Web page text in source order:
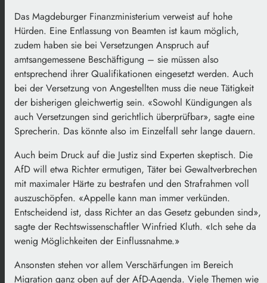
Das Magdeburger Finanzministerium verweist auf hohe
Hürden. Eine Entlassung von Beamten ist kaum möglich,
zudem haben sie bei Versetzungen Anspruch auf
amtsangemessene Beschäftigung – sie müssen also
entsprechend ihrer Qualifikationen eingesetzt werden. Auch
bei der Versetzung von Angestellten muss die neue Tätigkeit
der bisherigen gleichwertig sein. «Sowohl Kündigungen als
auch Versetzungen sind gerichtlich überprüfbar», sagte eine
Sprecherin. Das könnte also im Einzelfall sehr lange dauern.
Auch beim Druck auf die Justiz sind Experten skeptisch. Die
AfD will etwa Richter ermutigen, Täter bei Gewaltverbrechen
mit maximaler Härte zu bestrafen und den Strafrahmen voll
auszuschöpfen. «Appelle kann man immer verkünden.
Entscheidend ist, dass Richter an das Gesetz gebunden sind»,
sagte der Rechtswissenschaftler Winfried Kluth. «Ich sehe da
wenig Möglichkeiten der Einflussnahme.»
Ansonsten stehen vor allem Verschärfungen im Bereich
Migration ganz oben auf der AfD-Agenda. Viele Themen wie